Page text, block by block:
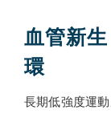
血管新
環
長期低強度運